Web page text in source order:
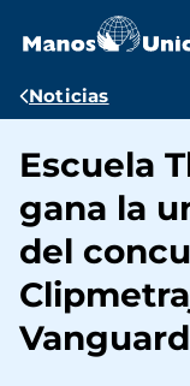
contenido
Ruta
Noticias
Escuela
gana la
del